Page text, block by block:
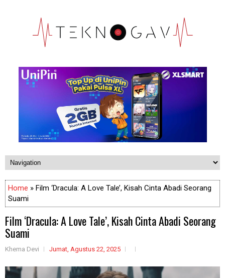
Home » Film ‘Dracula: A Love Tale’, Kisah Cinta Abadi Seorang
Suami
Film ‘Dracula: A Love Tale’, Kisah Cinta Abadi Seorang
Suami
Khema Devi Jumat, Agustus 22, 2025